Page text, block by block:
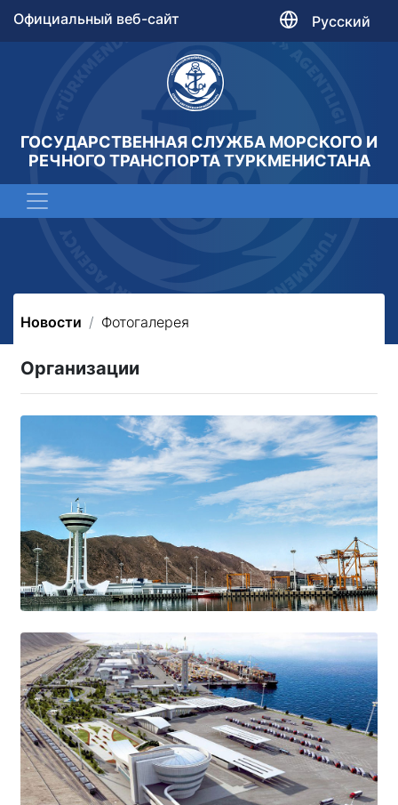
Официальный веб-сайт Русский
ГОСУДАРСТВЕННАЯ СЛУЖБА МОРСКОГО И
РЕЧНОГО ТРАНСПОРТА ТУРКМЕНИСТАНА
Новости Фотогалерея
Организации